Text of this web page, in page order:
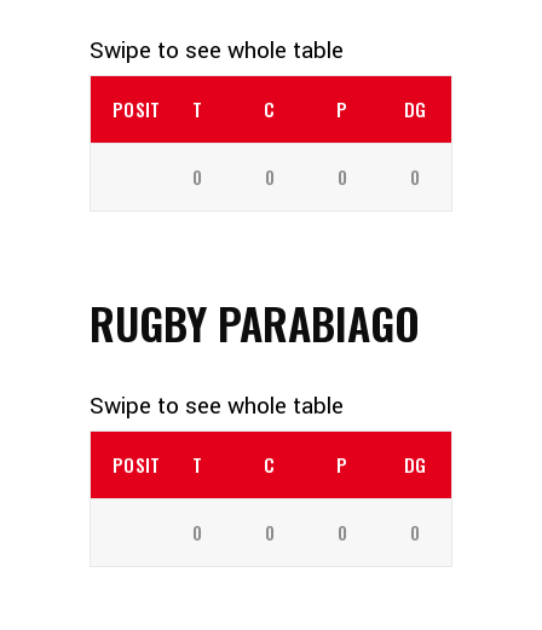
POSITION T C P DG
0 0 0 0
RUGBY PARABIAGO
POSITION T C P DG
0 0 0 0